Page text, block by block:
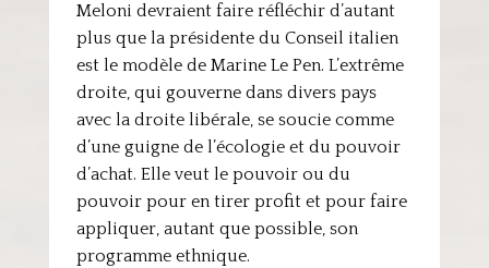
Meloni devraient faire réfléchir d’autant
plus que la présidente du Conseil italien
est le modèle de Marine Le Pen. L’extrême
droite, qui gouverne dans divers pays
avec la droite libérale, se soucie comme
d’une guigne de l’écologie et du pouvoir
d’achat. Elle veut le pouvoir ou du
pouvoir pour en tirer profit et pour faire
appliquer, autant que possible, son
programme ethnique.